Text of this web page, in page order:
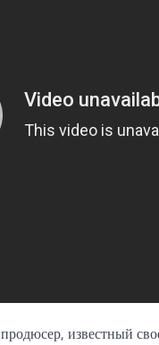
известный